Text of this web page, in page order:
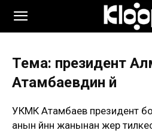
Тема: президент
Атамбаевдин үйү
УКМК Атамбаев президент
анын үйүнүн жанынан жер